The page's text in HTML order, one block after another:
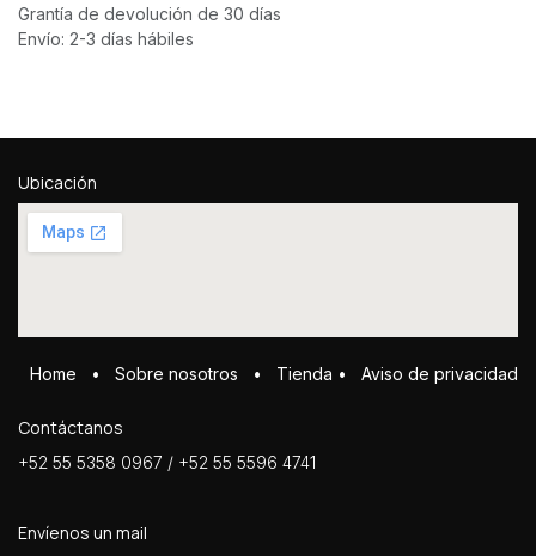
Grantía de devolución de 30 días
Envío: 2-3 días hábiles
Ubicación
Home • Sobre ​n​osotros • Tienda • Aviso de privacidad
Contáctanos
+52 55 5358 0967 / +52 55 5596 4741
Envíenos un mail